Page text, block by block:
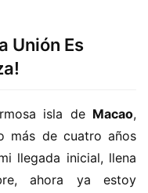
Unión Es
isla de Macao,
más de cuatro años
llegada inicial, llena
ahora ya estoy